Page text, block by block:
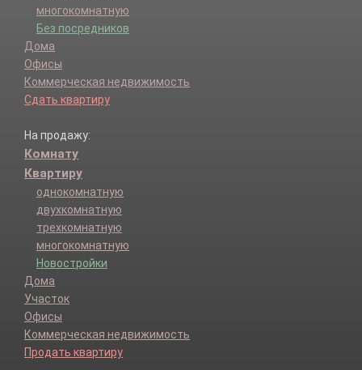
многокомнатную
Без посредников
Дома
Офисы
Коммерческая недвижимость
Сдать квартиру
На продажу:
Комнату
Квартиру
однокомнатную
двухкомнатную
трехкомнатную
многокомнатную
Новостройки
Дома
Участок
Офисы
Коммерческая недвижимость
Продать квартиру